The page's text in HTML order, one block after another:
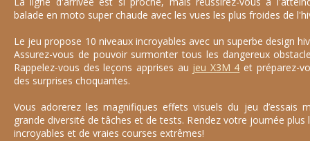
balade en moto super chaude avec les vues les plus froides de
Le jeu propose 10 niveaux incroyables avec un superbe design
Assurez-vous de pouvoir surmonter tous les dangereux
Rappelez-vous des leçons apprises au jeu X3M 4 et préparez-
des surprises choquantes.
Vous adorerez les magnifiques effets visuels du jeu
grande diversité de tâches et de tests. Rendez votre journée plus
incroyables et de vraies courses extrêmes!